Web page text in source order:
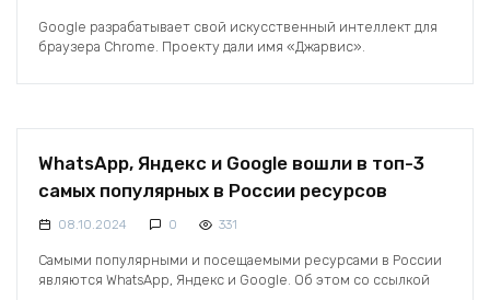
Google разрабатывает свой искусственный интеллект для
браузера Chrome. Проекту дали имя «Джарвис».
WhatsApp, Яндекс и Google вошли в топ-3
самых популярных в России ресурсов
08.10.2024 0 331
Самыми популярными и посещаемыми ресурсами в России
являются WhatsApp, Яндекс и Google. Об этом со ссылкой